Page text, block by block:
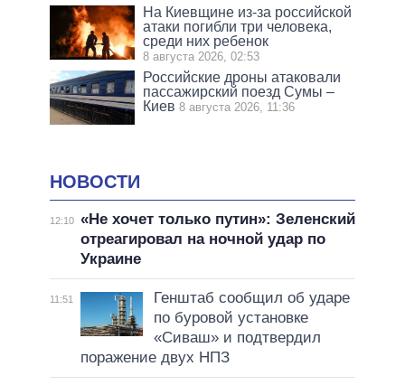
На Киевщине из-за российской
атаки погибли три человека,
среди них ребенок
8 августа 2026, 02:53
Российские дроны атаковали
пассажирский поезд Сумы –
Киев 8 августа 2026, 11:36
НОВОСТИ
12:10 «Не хочет только путин»: Зеленский
отреагировал на ночной удар по
Украине
11:51
Генштаб сообщил об ударе
по буровой установке
«Сиваш» и подтвердил
поражение двух НПЗ